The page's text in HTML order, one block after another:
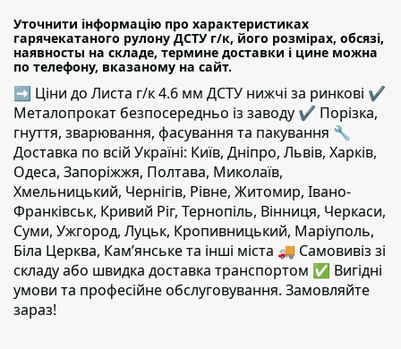
Уточнити інформацію про характеристиках
гарячекатаного рулону ДСТУ г/к, його розмірах, обсязі,
наявносты на складе, термине доставки і цине можна
по телефону, вказаному на сайт.
➡ Ціни до Листа г/к 4.6 мм ДСТУ нижчі за ринкові ✔️
Металопрокат безпосередньо із заводу ✔️ Порізка,
гнуття, зварювання, фасування та пакування 🔧
Доставка по всій Україні: Київ, Дніпро, Львів, Харків,
Одеса, Запоріжжя, Полтава, Миколаїв,
Хмельницький, Чернігів, Рівне, Житомир, Івано-
Франківськ, Кривий Ріг, Тернопіль, Вінниця, Черкаси,
Суми, Ужгород, Луцьк, Кропивницький, Маріуполь,
Біла Церква, Кам’янське та інші міста 🚚 Самовивіз зі
складу або швидка доставка транспортом ✅ Вигідні
умови та професійне обслуговування. Замовляйте
зараз!